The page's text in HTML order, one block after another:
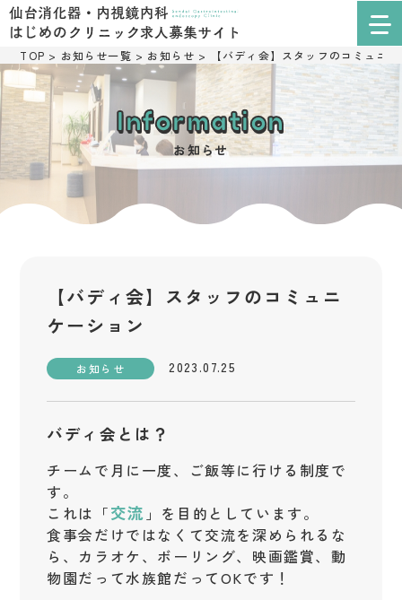
TOP > お知らせ一覧 > お知らせ > 【バディ会】スタッフのコミュニ
Information
お知らせ
【バディ会】スタッフのコミュニ
ケーション
お知らせ 2023.07.25
バディ会とは？
チームで月に一度、ご飯等に行ける制度で
す。
これは「交流 」を目的としています。
食事会だけではなくて交流を深められるな
ら、カラオケ、ボーリング、映画鑑賞、動
物園だって水族館だってOKです！